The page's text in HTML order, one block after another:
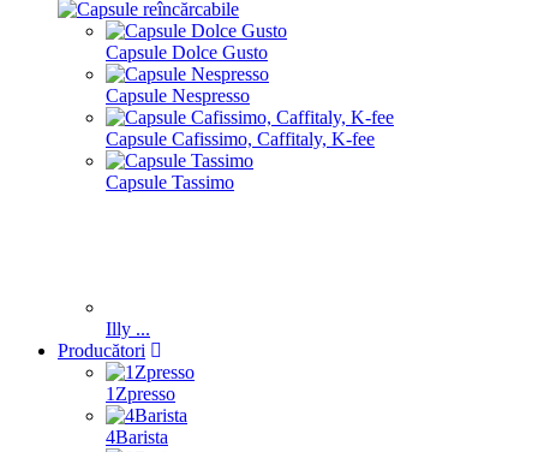
Capsule Dolce Gusto
Capsule Nespresso
Capsule Cafissimo, Caffitaly, K-fee
Capsule Tassimo
Illy ...
Producători
1Zpresso
4Barista